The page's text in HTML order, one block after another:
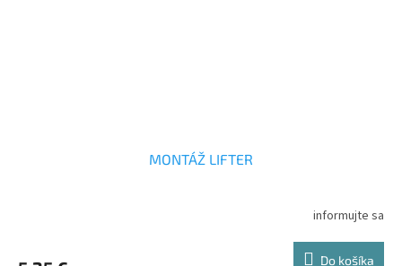
MONTÁŽ LIFTER
informujte sa
Do košíka